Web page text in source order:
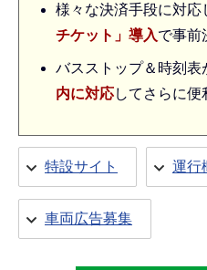
様々な決済手段に対応
チケット」導入で事前
バスストップ＆時刻表
内に対応してさらに便
特設サイト 運行
車両広告募集